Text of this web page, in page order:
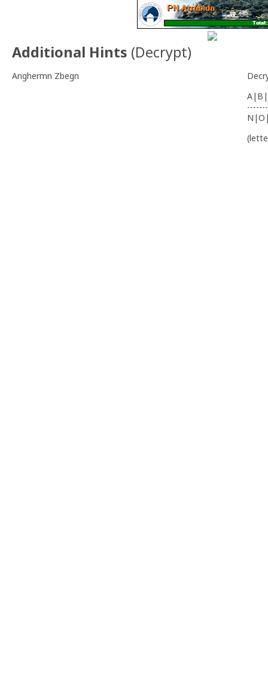
Additional Hints (Decrypt)
Anghermn Zbegn